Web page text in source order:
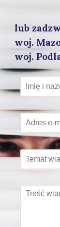
lub
woj.
woj.